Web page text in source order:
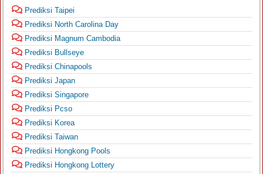
Prediksi Taipei
Prediksi North Carolina Day
Prediksi Magnum Cambodia
Prediksi Bullseye
Prediksi Chinapools
Prediksi Japan
Prediksi Singapore
Prediksi Pcso
Prediksi Korea
Prediksi Taiwan
Prediksi Hongkong Pools
Prediksi Hongkong Lottery